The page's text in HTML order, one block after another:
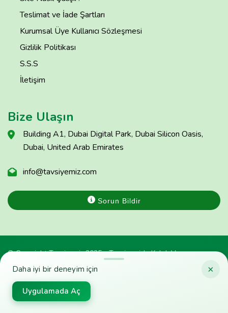
×
Daha iyi bir deneyim için
Uygulamada Aç
Teslimat ve İade Şartları
Kurumsal Üye Kullanıcı Sözleşmesi
Gizlilik Politikası
S.S.S
İletişim
Bize Ulaşın
Building A1, Dubai Digital Park, Dubai Silicon Oasis,
Dubai, United Arab Emirates
info@tavsiyemiz.com
Sorun Bildir
© Copyright Tavsiyemiz 2025 - Tavsiyemiz'e Kulak Ver